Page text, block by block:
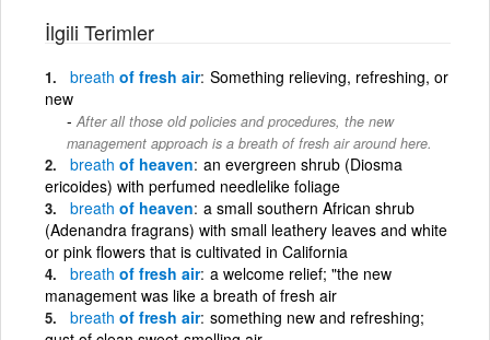
İlgili Terimler
breath of fresh air Something relieving, refreshing, or
new
After all those old policies and procedures, the new
management approach is a breath of fresh air around here.
breath of heaven an evergreen shrub (Diosma
ericoides) with perfumed needlelike foliage
breath of heaven a small southern African shrub
(Adenandra fragrans) with small leathery leaves and white
or pink flowers that is cultivated in California
breath of fresh air a welcome relief; "the new
management was like a breath of fresh air
breath of fresh air something new and refreshing;